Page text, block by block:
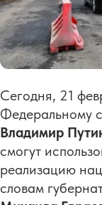
Сегодня, 21
Федеральному
Владимир
смогут
реализацию
словам